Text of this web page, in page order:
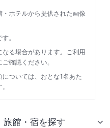
ホテルから提供された画像
。
る場合があります。ご利用
確認ください。
ついては、おとな1名あた
旅館・宿を探す